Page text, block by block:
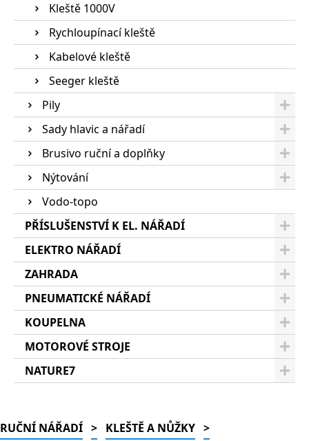
Kleště 1000V
Rychloupínací kleště
Kabelové kleště
Seeger kleště
Pily
Sady hlavic a nářadí
Brusivo ruční a doplňky
Nýtování
Vodo-topo
PŘÍSLUŠENSTVÍ K EL. NÁŘADÍ
ELEKTRO NÁŘADÍ
ZAHRADA
PNEUMATICKÉ NÁŘADÍ
KOUPELNA
MOTOROVÉ STROJE
NATURE7
RUČNÍ NÁŘADÍ > KLEŠTĚ A NŮŽKY >